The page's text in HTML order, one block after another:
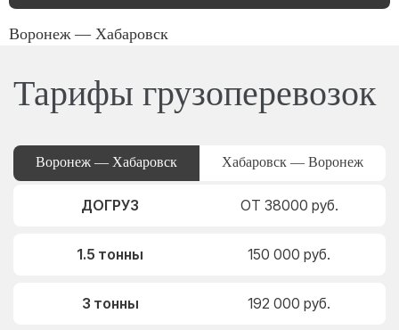
Воронеж — Хабаровск
Тарифы грузоперевозок
Воронеж — Хабаровск Хабаровск — Воронеж
ДОГРУЗ ОТ 38000 руб.
1.5 тонны 150 000 руб.
3 тонны 192 000 руб.